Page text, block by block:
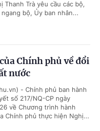
Thanh Trà yêu cầu các bộ,
bộ, Ủy ban nhân...
Chính phủ về đổi
nước
- Chính phủ ban hành
số 217/NQ-CP ngày
về Chương trình hành
Chính phủ thực hiện Nghị...